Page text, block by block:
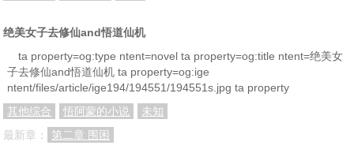
绝美女子去修仙and悟道仙机
ta property=og:type ntent=novel ta property=og:title ntent=绝美女
子去修仙and悟道仙机 ta property=og:ige
ntent/files/article/ige194/194551/194551s.jpg ta property
其他综合
悟阿蒙的小说
未知
最新章：
第二章 围困